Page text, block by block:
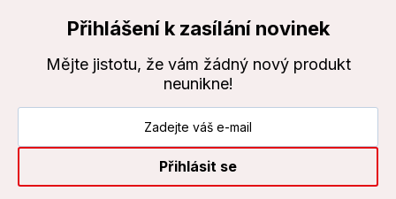
Přihlášení k zasílání novinek
Mějte jistotu, že vám žádný nový produkt
neunikne!
Přihlásit se